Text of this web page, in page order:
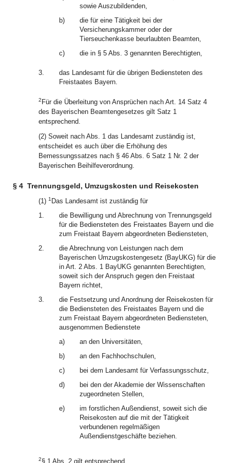
sowie Auszubildenden,
b)
die für eine Tätigkeit bei der
Versicherungskammer oder der
Tierseuchenkasse beurlaubten Beamten,
c)
die in § 5 Abs. 3 genannten Berechtigten,
3.
das Landesamt für die übrigen Bediensteten des
Freistaates Bayern.
2 Für die Überleitung von Ansprüchen nach Art. 14 Satz 4
des Bayerischen Beamtengesetzes gilt Satz 1
entsprechend.
(2) Soweit nach Abs. 1 das Landesamt zuständig ist,
entscheidet es auch über die Erhöhung des
Bemessungssatzes nach § 46 Abs. 6 Satz 1 Nr. 2 der
Bayerischen Beihilfeverordnung.
§ 4 Trennungsgeld, Umzugskosten und Reisekosten
(1) 1 Das Landesamt ist zuständig für
1.
die Bewilligung und Abrechnung von Trennungsgeld
für die Bediensteten des Freistaates Bayern und die
zum Freistaat Bayern abgeordneten Bediensteten,
2.
die Abrechnung von Leistungen nach dem
Bayerischen Umzugskostengesetz (BayUKG) für die
in Art. 2 Abs. 1 BayUKG genannten Berechtigten,
soweit sich der Anspruch gegen den Freistaat
Bayern richtet,
3.
die Festsetzung und Anordnung der Reisekosten für
die Bediensteten des Freistaates Bayern und die
zum Freistaat Bayern abgeordneten Bediensteten,
ausgenommen Bedienstete
a)
an den Universitäten,
b)
an den Fachhochschulen,
c)
bei dem Landesamt für Verfassungsschutz,
d)
bei den der Akademie der Wissenschaften
zugeordneten Stellen,
e)
im forstlichen Außendienst, soweit sich die
Reisekosten auf die mit der Tätigkeit
verbundenen regelmäßigen
Außendienstgeschäfte beziehen.
2§ 1 Abs. 2 gilt entsprechend.